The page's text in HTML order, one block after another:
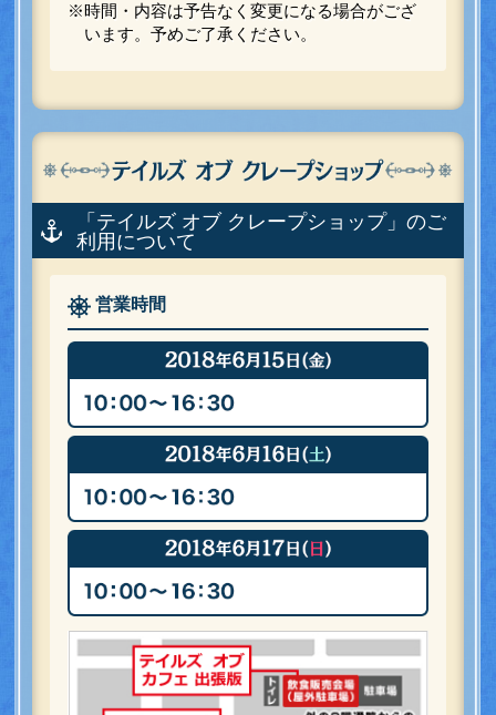
※時間・内容は予告なく変更になる場合がござ
います。予めご了承ください。
「テイルズ オブ クレープショップ」のご
利用について
営業時間